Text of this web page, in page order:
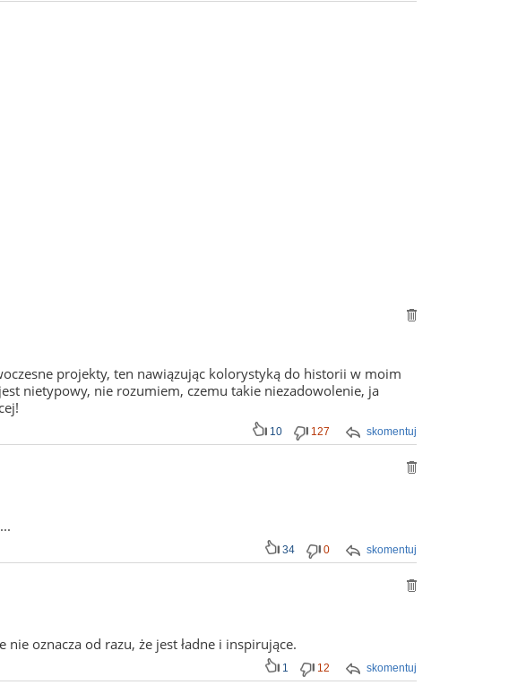
projekty, ten nawiązując kolorystyką do historii w moim
nietypowy, nie rozumiem, czemu takie niezadowolenie, ja
skomentuj
10 127
skomentuj
34 0
oznacza od razu, że jest ładne i inspirujące.
skomentuj
1 12